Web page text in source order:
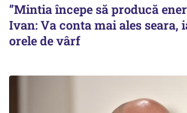
”Mintia începe să producă
Ivan: Va conta mai ales seara,
orele de vârf